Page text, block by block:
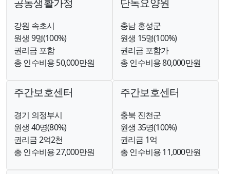
공동생활가정
강원 속초시
원생 9명(100%)
권리금 포함
총 인수비용 50,000만원
단독요양원
충남 홍성군
원생 15명(100%)
권리금 포함가
총 인수비용 80,000만원
주간보호센터
경기 의정부시
원생 40명(80%)
권리금 2억2천
총 인수비용 27,000만원
주간보호센터
충북 진천군
원생 35명(100%)
권리금 1억
총 인수비용 11,000만원